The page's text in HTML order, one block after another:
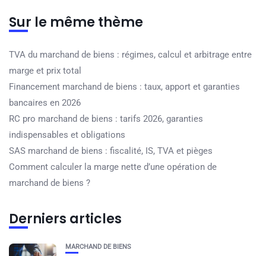
Sur le même thème
TVA du marchand de biens : régimes, calcul et arbitrage entre
marge et prix total
Financement marchand de biens : taux, apport et garanties
bancaires en 2026
RC pro marchand de biens : tarifs 2026, garanties
indispensables et obligations
SAS marchand de biens : fiscalité, IS, TVA et pièges
Comment calculer la marge nette d’une opération de
marchand de biens ?
Derniers articles
MARCHAND DE BIENS